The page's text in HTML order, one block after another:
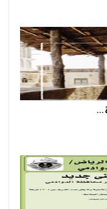
...